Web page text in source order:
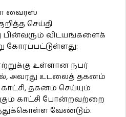
வைரஸ்
செய்தி
பின்வரும் விடயங்களைக்
உள்ளான நபர்
அவரது உடலைத் தகனம்
தகனம் செய்யும்
காட்சி போன்றவற்றை
வேண்டும்.